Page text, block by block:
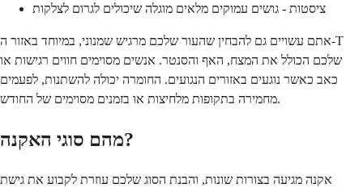
ציסטות - גושים עמוקים מלאים מוגלה שיכולים לגרום לצלקות
אתם עשויים גם להבחין שהעור שלכם מרגיש שמנוני, במיוחד באזור ה-T
שלכם הכולל את המצח, האף והסנטר. אנשים מסוימים חווים רגישות או
כאב כאשר נוגעים באזורים הנגועים. החומרה יכולה להשתנות, לפעמים
מחמירה בתקופות מלחיצות או בזמנים מסוימים של החודש.
מהם סוגי האקנה?
אקנה מגיעה בצורות שונות, והבנת הסוג שלכם עוזרת לקבוע את גישת